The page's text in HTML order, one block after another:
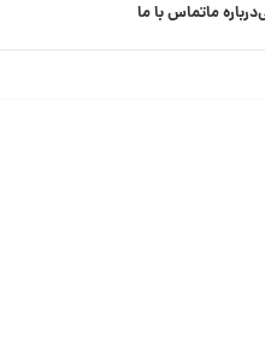
درباره ماتماس با ما